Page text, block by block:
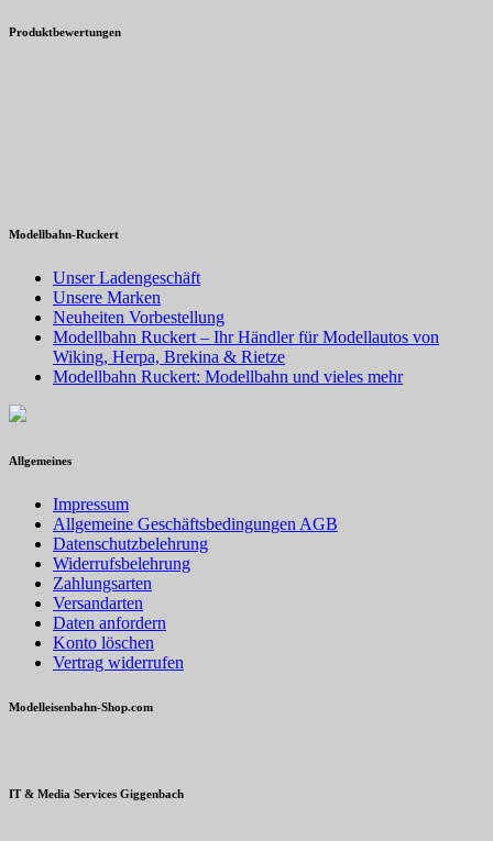
Produktbewertungen
Modellbahn-Ruckert
Unser Ladengeschäft
Unsere Marken
Neuheiten Vorbestellung
Modellbahn Ruckert – Ihr Händler für Modellautos von
Wiking, Herpa, Brekina & Rietze
Modellbahn Ruckert: Modellbahn und vieles mehr
Allgemeines
Impressum
Allgemeine Geschäftsbedingungen AGB
Datenschutzbelehrung
Widerrufsbelehrung
Zahlungsarten
Versandarten
Daten anfordern
Konto löschen
Vertrag widerrufen
Modelleisenbahn-Shop.com
IT & Media Services Giggenbach